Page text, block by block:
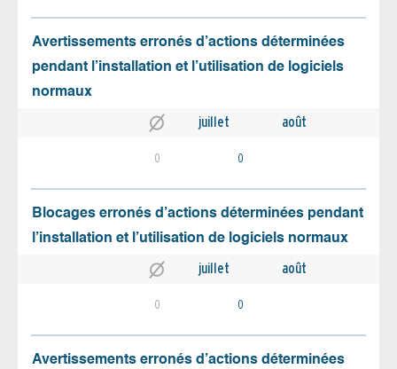
Avertissements erronés d’actions déterminées
pendant l’installation et l’utilisation de logiciels
normaux
juillet août
0 0
Blocages erronés d’actions déterminées pendant
l’installation et l’utilisation de logiciels normaux
juillet août
0 0
Avertissements erronés d’actions déterminées